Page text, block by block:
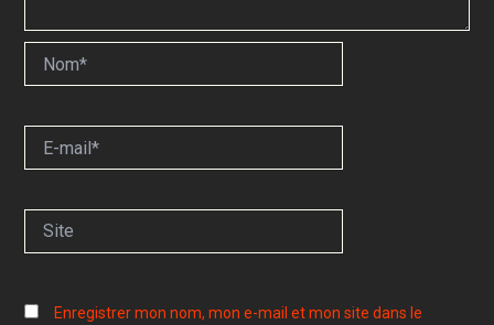
mail*
Enregistrer mon nom, mon e-mail et mon site dans le